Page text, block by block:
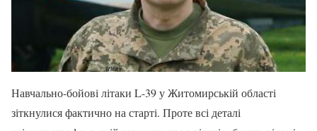
Навчально-бойові літаки L-39 у Житомирській області
зіткнулися фактично на старті. Проте всі деталі